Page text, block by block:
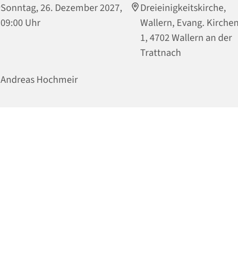
Sonntag, 26. Dezember 2027,
09:00 Uhr
Dreieinigkeitskirche,
Wallern, Evang.
1, 4702 Wallern an der
Trattnach
Andreas Hochmeir